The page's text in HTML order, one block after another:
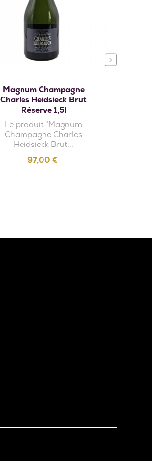
Magnum Champagne
Charles Heidsieck Brut
Réserve 1,5l
Le produit "Magnum
Champagne Charles
Heidsieck Brut...
Prix
97,00 €